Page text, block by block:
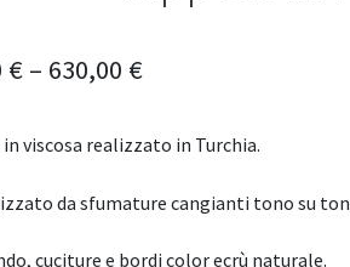
Tappeti
€ – 630,00 €
viscosa realizzato in Turchia.
da sfumature cangianti tono su
cuciture e bordi color ecrù naturale.